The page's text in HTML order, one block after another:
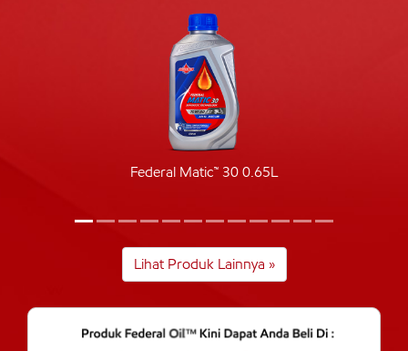
Federal Matic™ 30 0.65L
Lihat Produk Lainnya »